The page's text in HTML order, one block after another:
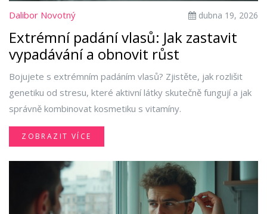
Dalibor Novotný dubna 19, 2026
Extrémní padání vlasů: Jak zastavit
vypadávání a obnovit růst
Bojujete s extrémním padáním vlasů? Zjistěte, jak rozlišit
genetiku od stresu, které aktivní látky skutečně fungují a jak
správně kombinovat kosmetiku s vitamíny.
ZOBRAZIT VÍCE